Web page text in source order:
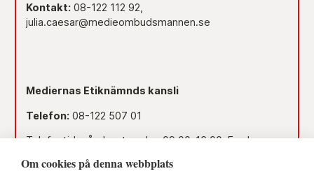
Kontakt: 08-122 112 92,
julia.caesar@medieombudsmannen.se
Mediernas Etiknämnds kansli
Telefon: 08-122 507 01
Telefontid måndag-torsdag 09.00–16.00. Fredag
Om cookies på denna webbplats